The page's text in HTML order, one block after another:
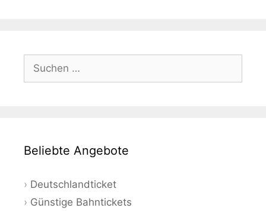
Suchen
nach:
Beliebte Angebote
Deutschlandticket
Günstige Bahntickets